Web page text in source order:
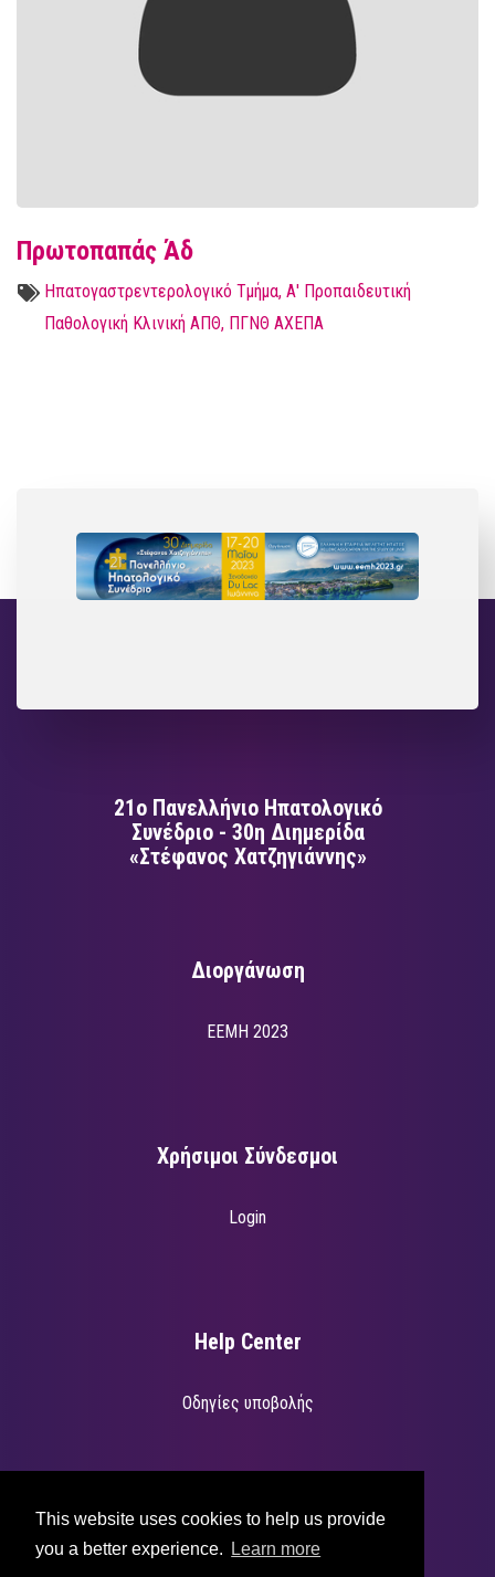
This website uses cookies to help us provide
you a better experience.
Learn more
Πρωτοπαπάς Άδ
Ηπατογαστρεντερολογικό Τμήμα, Α' Προπαιδευτική
Παθολογική Κλινική ΑΠΘ, ΠΓΝΘ ΑΧΕΠΑ
21ο Πανελλήνιο Ηπατολογικό
Συνέδριο - 30η Διημερίδα
«Στέφανος Χατζηγιάννης»
Διοργάνωση
EEMH 2023
Χρήσιμοι Σύνδεσμοι
Login
Help Center
Οδηγίες υποβολής
support.betterevents.io .